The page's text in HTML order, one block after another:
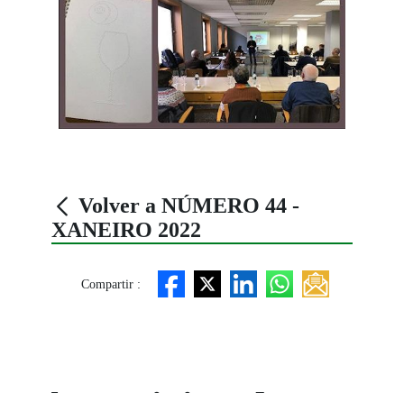
Volver a NÚMERO 44 -
XANEIRO 2022
Compartir :